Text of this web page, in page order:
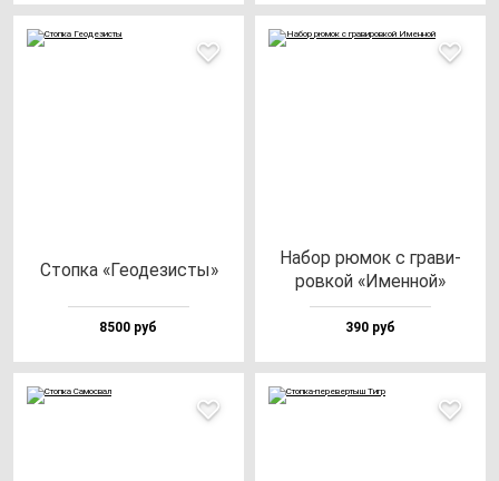
Стоп­ка «Геоде­зис­ты»
8500 руб
Набор рю­мок с гра­ви­
ров­кой «Имен­ной»
390 руб